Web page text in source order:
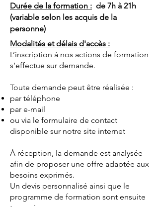
Durée de la formation : de 7h à 21h
(variable selon les acquis de la
personne)
Modalités et délais d'accès :
L’inscription à nos actions de formation
s’effectue sur demande.
Toute demande peut être réalisée :
par téléphone
par e-mail
ou via le formulaire de contact
disponible sur notre site internet
À réception, la demande est analysée
afin de proposer une offre adaptée aux
besoins exprimés.
Un devis personnalisé ainsi que le
programme de formation sont ensuite